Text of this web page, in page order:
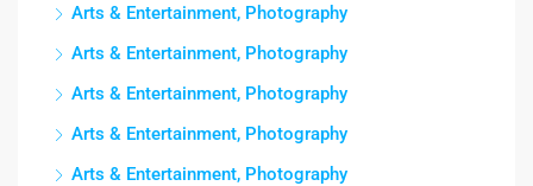
Arts & Entertainment, Photography
Arts & Entertainment, Photography
Arts & Entertainment, Photography
Arts & Entertainment, Photography
Arts & Entertainment, Photography